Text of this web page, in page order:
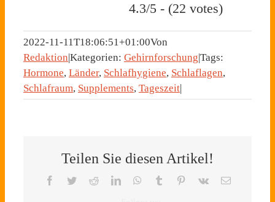
4.3/5 - (22 votes)
2022-11-11T18:06:51+01:00Von
Redaktion|Kategorien: Gehirnforschung|Tags:
Hormone, Länder, Schlafhygiene, Schlaflagen,
Schlafraum, Supplements, Tageszeit|
Teilen Sie diesen Artikel!
Facebook
TwitterRedditLinkedInWhatsApp
Tumblr Pinterest
Vk
E-